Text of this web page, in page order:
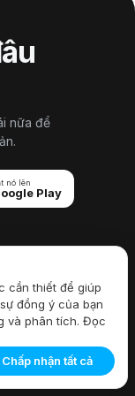
trên văn
nữa để
nó lên
Play
cần thiết để giúp
đồng ý của bạn
và phân tích. Đọc
Chấp nhận tất cả